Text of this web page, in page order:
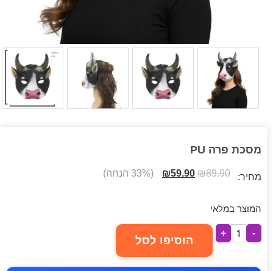
מסכת פרה PU
מחיר: ₪89.90
₪59.90 (33% הנחה)
המוצר במלאי
-
+
הוסיפו לסל